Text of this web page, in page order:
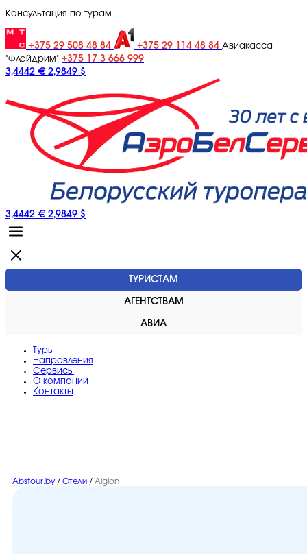
Консультация по турам
+375 29 508 48 84 +375 29 114 48 84 Авиакасса
"Флайдрим" +375 17 3 666 999
3,4442 € 2,9849 $
3,4442 € 2,9849 $
ТУРИСТАМ
АГЕНТСТВАМ
АВИА
Туры
Направления
Сервисы
O компании
Контакты
Abstour.by / Отели / Aiglon